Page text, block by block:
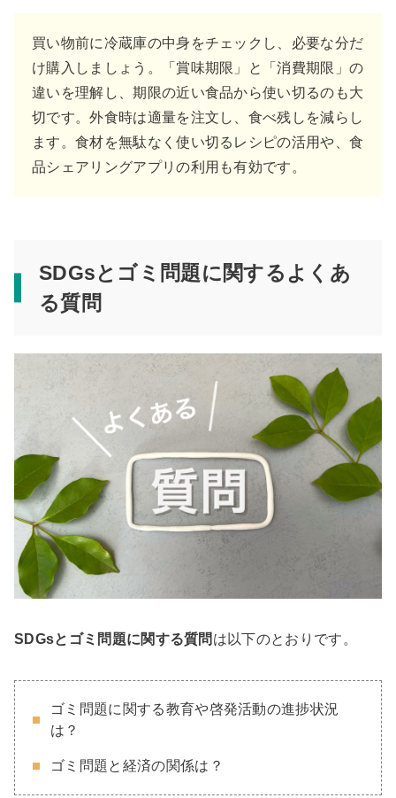
買い物前に冷蔵庫の中身をチェックし、必要な分だ
け購入しましょう。「賞味期限」と「消費期限」の
違いを理解し、期限の近い食品から使い切るのも大
切です。外食時は適量を注文し、食べ残しを減らし
ます。食材を無駄なく使い切るレシピの活用や、食
品シェアリングアプリの利用も有効です。
SDGsとゴミ問題に関するよくあ
る質問
SDGsとゴミ問題に関する質問 は以下のとおりです。
ゴミ問題に関する教育や啓発活動の進捗状況
は？
ゴミ問題と経済の関係は？